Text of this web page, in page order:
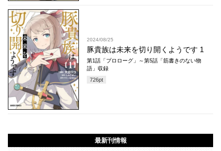
2024/08/25
豚貴族は未来を切り開くようです 1
第1話「プロローグ」～第5話「筋書きのない物
語」収録
726pt
最新刊情報